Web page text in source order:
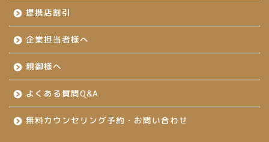
提携店割引
企業担当者様へ
親御様へ
よくある質問Q&A
無料カウンセリング予約・お問い合わせ